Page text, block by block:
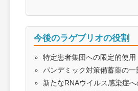
今後のラゲブリオの役割
特定患者集団への限定的使用
パンデミック対策備蓄薬の一
新たなRNAウイルス感染症へ